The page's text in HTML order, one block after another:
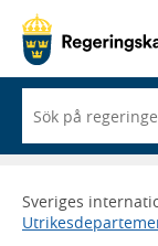
du
börjar
skriva
framträder
en
Sveriges